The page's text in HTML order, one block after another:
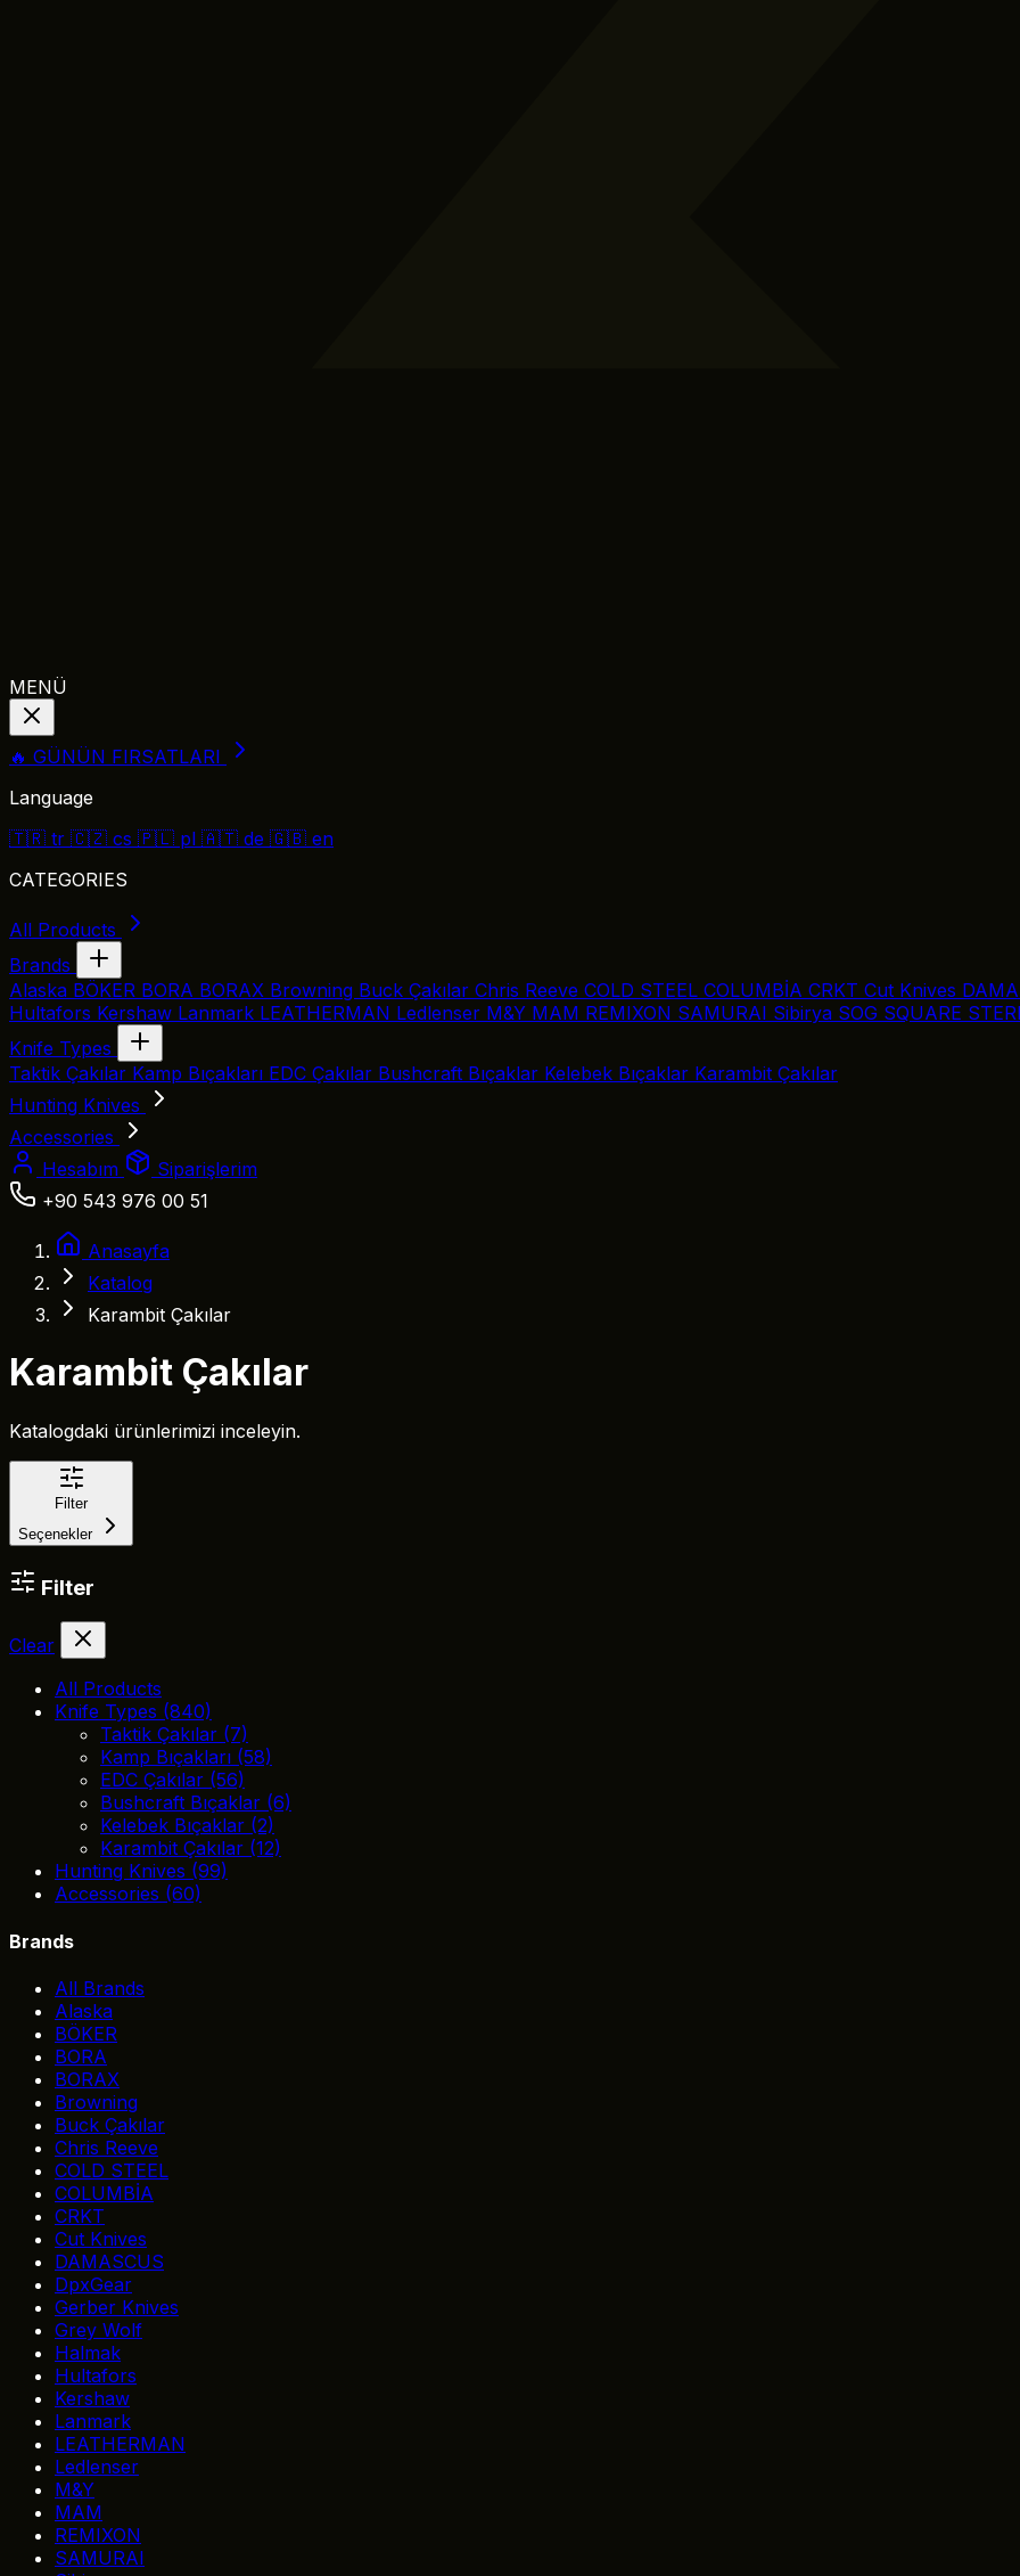
MENÜ
🔥 GÜNÜN FIRSATLARI
Language
🇹🇷 tr 🇨🇿 cs 🇵🇱 pl 🇦🇹 de 🇬🇧 en
CATEGORIES
All Products
Brands
Alaska BÖKER BORA BORAX Browning Buck Çakılar Chris Reeve COLD STEEL COLUMBİA CRKT Cut Knives
Hultafors Kershaw Lanmark LEATHERMAN Ledlenser M&Y MAM REMIXON SAMURAI Sibirya SOG SQUARE
Knife Types
Taktik Çakılar Kamp Bıçakları EDC Çakılar Bushcraft Bıçaklar Kelebek Bıçaklar Karambit Çakılar
Hunting Knives
Accessories
Hesabım
Siparişlerim
+90 543 976 00 51
Anasayfa
Katalog
Karambit Çakılar
Karambit Çakılar
Katalogdaki ürünlerimizi inceleyin.
Filter
Seçenekler
Filter
Clear
All Products
Knife Types (840)
Taktik Çakılar (7)
Kamp Bıçakları (58)
EDC Çakılar (56)
Bushcraft Bıçaklar (6)
Kelebek Bıçaklar (2)
Karambit Çakılar (12)
Hunting Knives (99)
Accessories (60)
Brands
All Brands
Alaska
BÖKER
BORA
BORAX
Browning
Buck Çakılar
Chris Reeve
COLD STEEL
COLUMBİA
CRKT
Cut Knives
DAMASCUS
DpxGear
Gerber Knives
Grey Wolf
Halmak
Hultafors
Kershaw
Lanmark
LEATHERMAN
Ledlenser
M&Y
MAM
REMIXON
SAMURAI